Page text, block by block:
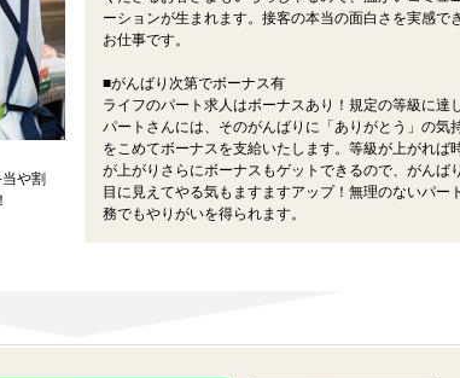
や割
ーションが生まれます。接客の本当の面白さを実感で
お仕事です。
■がんばり次第でボーナス有
ライフのパート求人はボーナスあり！規定の等級に達
パートさんには、そのがんばりに「ありがとう」の気
をこめてボーナスを支給いたします。等級が上がれば
が上がりさらにボーナスもゲットできるので、がんば
目に見えてやる気もますますアップ！無理のないパー
務でもやりがいを得られます。